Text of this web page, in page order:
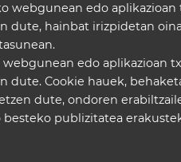
webgunean edo
dute, hainbat irizpidetan
edo aplikazioan
dute. Cookie hauek,
dute, ondoren
publizitatea